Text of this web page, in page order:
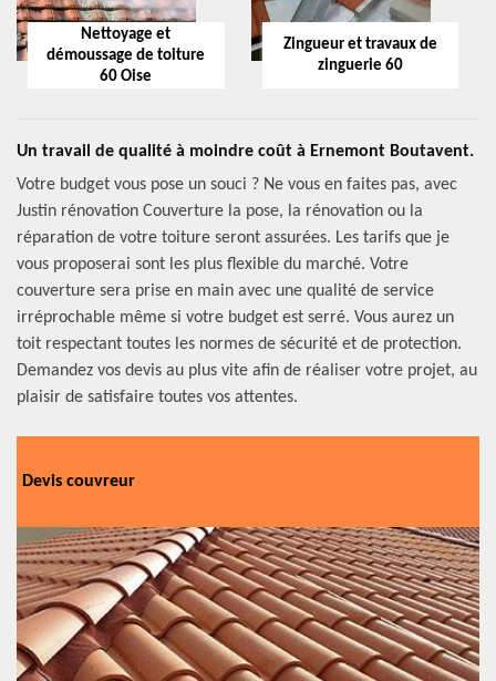
Nettoyage et
démoussage de toiture
60 Oise
Zingueur et travaux de
zinguerie 60
Un travail de qualité à moindre coût à Ernemont Boutavent.
Votre budget vous pose un souci ? Ne vous en faites pas, avec
Justin rénovation Couverture la pose, la rénovation ou la
réparation de votre toiture seront assurées. Les tarifs que je
vous proposerai sont les plus flexible du marché. Votre
couverture sera prise en main avec une qualité de service
irréprochable même si votre budget est serré. Vous aurez un
toit respectant toutes les normes de sécurité et de protection.
Demandez vos devis au plus vite afin de réaliser votre projet, au
plaisir de satisfaire toutes vos attentes.
Devis couvreur